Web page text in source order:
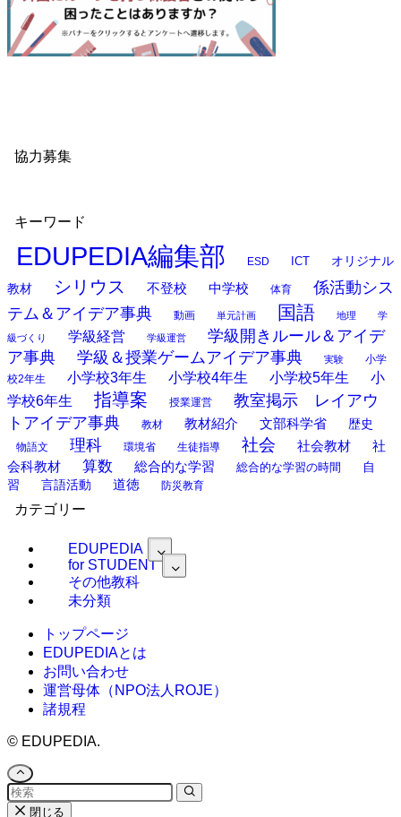
協力募集
キーワード
EDUPEDIA編集部 ESD ICT
オリジナル
教材
シリウス 不登校 中学校 体育
係活動シス
テム＆アイデア事典
動画 単元計画 国語 地理 学
級づくり 学級経営 学級運営
学級開きルール＆アイデ
ア事典
学級＆授業ゲームアイデア事典 実験
小学
校2年生
小学校3年生 小学校4年生 小学校5年生
小
学校6年生
指導案 授業運営
教室掲示 レイアウ
トアイデア事典
教材 教材紹介 文部科学省 歴史
物語文 理科 環境省 生徒指導 社会 社会教材
社
会科教材
算数 総合的な学習 総合的な学習の時間
自
習
言語活動 道徳 防災教育
カテゴリー
EDUPEDIA
for STUDENT
その他教科
未分類
トップページ
EDUPEDIAとは
お問い合わせ
運営母体（NPO法人ROJE）
諸規程
© EDUPEDIA.
閉じる